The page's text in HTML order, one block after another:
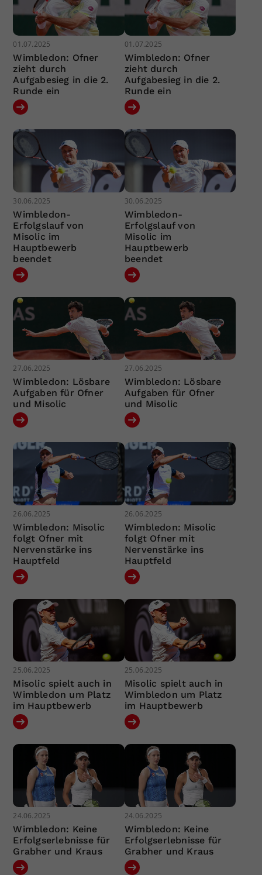
01.07.2025
Wimbledon: Ofner
zieht durch
Aufgabesieg in die 2.
Runde ein
01.07.2025
Wimbledon: Ofner
zieht durch
Aufgabesieg in die 2.
Runde ein
30.06.2025
Wimbledon-
Erfolgslauf von
Misolic im
Hauptbewerb
beendet
30.06.2025
Wimbledon-
Erfolgslauf von
Misolic im
Hauptbewerb
beendet
27.06.2025
Wimbledon: Lösbare
Aufgaben für Ofner
und Misolic
27.06.2025
Wimbledon: Lösbare
Aufgaben für Ofner
und Misolic
26.06.2025
Wimbledon: Misolic
folgt Ofner mit
Nervenstärke ins
Hauptfeld
26.06.2025
Wimbledon: Misolic
folgt Ofner mit
Nervenstärke ins
Hauptfeld
25.06.2025
Misolic spielt auch in
Wimbledon um Platz
im Hauptbewerb
25.06.2025
Misolic spielt auch in
Wimbledon um Platz
im Hauptbewerb
24.06.2025
Wimbledon: Keine
Erfolgserlebnisse für
Grabher und Kraus
24.06.2025
Wimbledon: Keine
Erfolgserlebnisse für
Grabher und Kraus